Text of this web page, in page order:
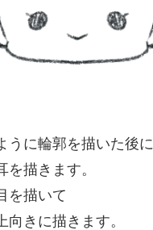
うに輪郭を描いた後に
を描きます。
を描いて
向きに描きます。